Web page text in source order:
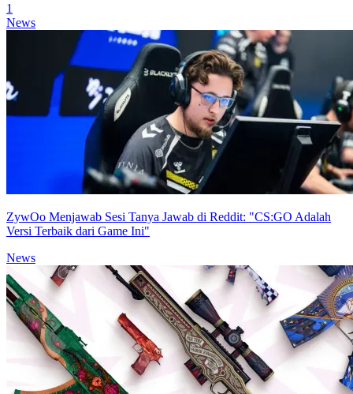
1
News
ZywOo Menjawab Sesi Tanya Jawab di Reddit: "CS:GO Adalah
Versi Terbaik dari Game Ini"
News